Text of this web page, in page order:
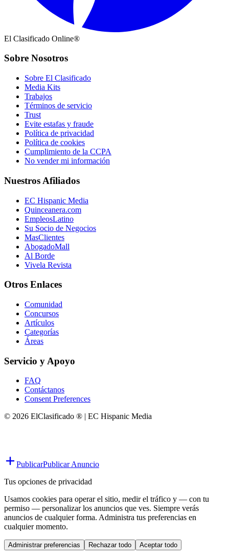
El Clasificado Online®
Sobre Nosotros
Sobre El Clasificado
Media Kits
Trabajos
Términos de servicio
Trust
Evite estafas y fraude
Política de privacidad
Política de cookies
Cumplimiento de la CCPA
No vender mi información
Nuestros Afiliados
EC Hispanic Media
Quinceanera.com
EmpleosLatino
Su Socio de Negocios
MasClientes
AbogadoMall
Al Borde
Vivela Revista
Otros Enlaces
Comunidad
Concursos
Artículos
Categorías
Áreas
Servicio y Apoyo
FAQ
Contáctanos
Consent Preferences
© 2026 ElClasificado ® | EC Hispanic Media
PublicarPublicar Anuncio
Tus opciones de privacidad
Usamos cookies para operar el sitio, medir el tráfico y — con tu
permiso — personalizar los anuncios que ves. Siempre verás
anuncios de cualquier forma. Administra tus preferencias en
cualquier momento.
Administrar preferencias Rechazar todo Aceptar todo